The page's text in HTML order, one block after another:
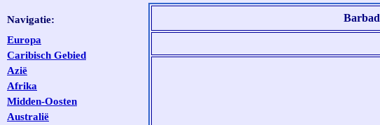
Navigatie:
Europa
Caribisch Gebied
Azië
Afrika
Midden-Oosten
Australië